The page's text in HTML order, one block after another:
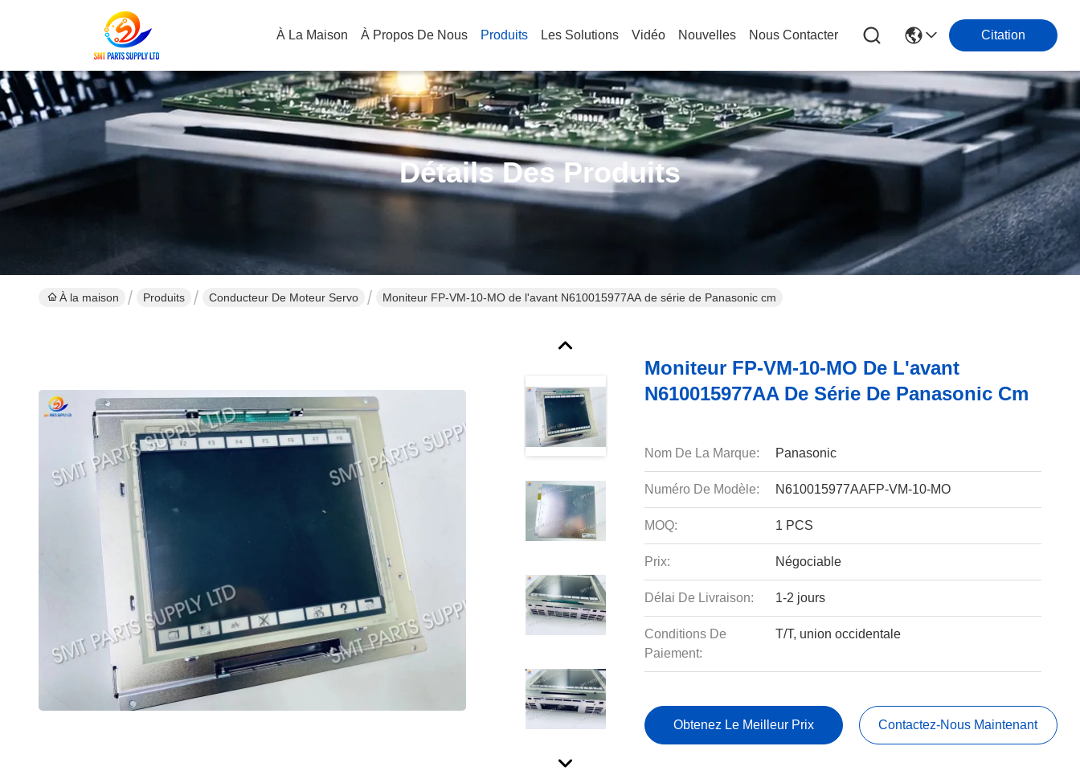
À La Maison À Propos De Nous Produits Les Solutions Vidéo Nouvelles Nous Contacter Citation
Détails Des Produits
À la maison Produits Conducteur De Moteur Servo Moniteur FP-VM-10-MO de l'avant N610015977AA de série de Panasonic cm
Moniteur FP-VM-10-MO De L'avant
N610015977AA De Série De Panasonic Cm
Nom De La Marque: Panasonic
Numéro De Modèle: N610015977AAFP-VM-10-MO
MOQ: 1 PCS
Prix: Négociable
Délai De Livraison: 1-2 jours
Conditions De
Paiement:
T/T, union occidentale
Obtenez Le Meilleur Prix Contactez-Nous Maintenant